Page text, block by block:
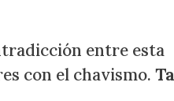
entre esta
con el chavismo.